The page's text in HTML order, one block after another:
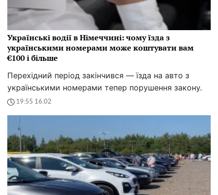
Українські водії в Німеччині: чому їзда з
українськими номерами може коштувати вам
€100 і більше
Перехідний період закінчився — їзда на авто з
українськими номерами тепер порушення закону.
19:55 16.02